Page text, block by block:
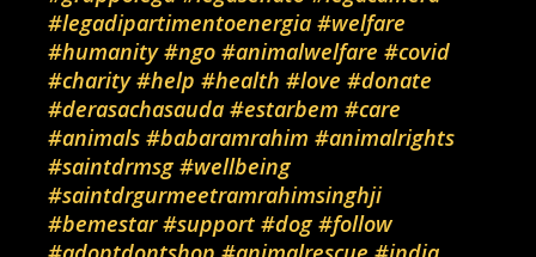
#legadipartimentoenergia #welfare
#humanity #ngo #animalwelfare #covid
#charity #help #health #love #donate
#derasachasauda #estarbem #care
#animals #babaramrahim #animalrights
#saintdrmsg #wellbeing
#saintdrgurmeetramrahimsinghji
#bemestar #support #dog #follow